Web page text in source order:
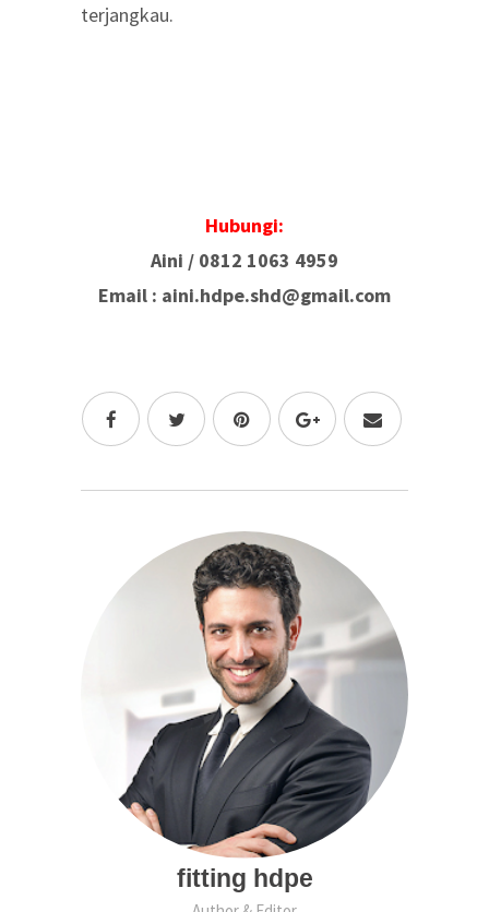
terjangkau.
Hubungi:
Aini / 0812 1063 4959
Email : aini.hdpe.shd@gmail.com
fitting hdpe